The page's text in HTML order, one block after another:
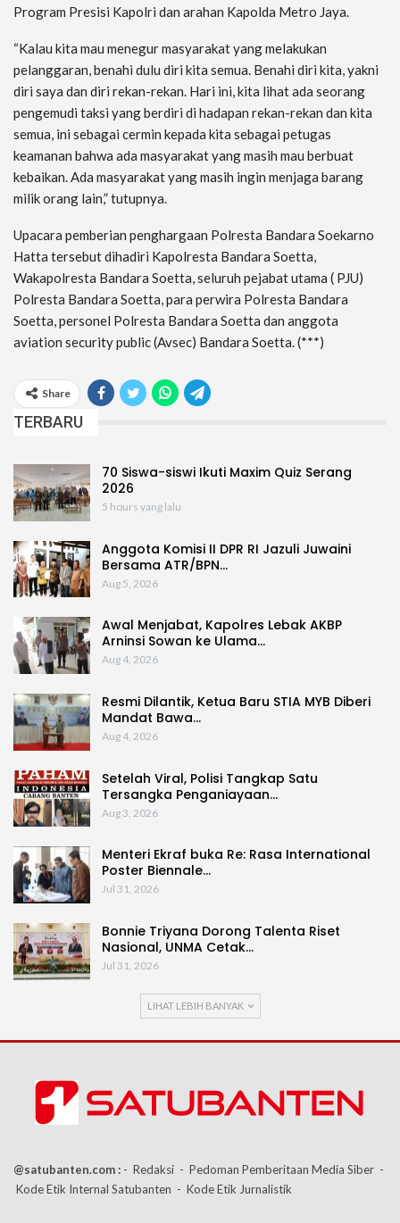
Program Presisi Kapolri dan arahan Kapolda Metro Jaya.
“Kalau kita mau menegur masyarakat yang melakukan
pelanggaran, benahi dulu diri kita semua. Benahi diri kita, yakni
diri saya dan diri rekan-rekan. Hari ini, kita lihat ada seorang
pengemudi taksi yang berdiri di hadapan rekan-rekan dan kita
semua, ini sebagai cermin kepada kita sebagai petugas
keamanan bahwa ada masyarakat yang masih mau berbuat
kebaikan. Ada masyarakat yang masih ingin menjaga barang
milik orang lain,” tutupnya.
Upacara pemberian penghargaan Polresta Bandara Soekarno
Hatta tersebut dihadiri Kapolresta Bandara Soetta,
Wakapolresta Bandara Soetta, seluruh pejabat utama ( PJU)
Polresta Bandara Soetta, para perwira Polresta Bandara
Soetta, personel Polresta Bandara Soetta dan anggota
aviation security public (Avsec) Bandara Soetta. (***)
Share
TERBARU
70 Siswa-siswi Ikuti Maxim Quiz Serang
2026
5 hours yang lalu
Anggota Komisi II DPR RI Jazuli Juwaini
Bersama ATR/BPN…
Aug 5, 2026
Awal Menjabat, Kapolres Lebak AKBP
Arninsi Sowan ke Ulama…
Aug 4, 2026
Resmi Dilantik, Ketua Baru STIA MYB Diberi
Mandat Bawa…
Aug 4, 2026
Setelah Viral, Polisi Tangkap Satu
Tersangka Penganiayaan…
Aug 3, 2026
Menteri Ekraf buka Re: Rasa International
Poster Biennale…
Jul 31, 2026
Bonnie Triyana Dorong Talenta Riset
Nasional, UNMA Cetak…
Jul 31, 2026
LIHAT LEBIH BANYAK
@satubanten.com : - Redaksi - Pedoman Pemberitaan Media Siber -
Kode Etik Internal Satubanten - Kode Etik Jurnalistik